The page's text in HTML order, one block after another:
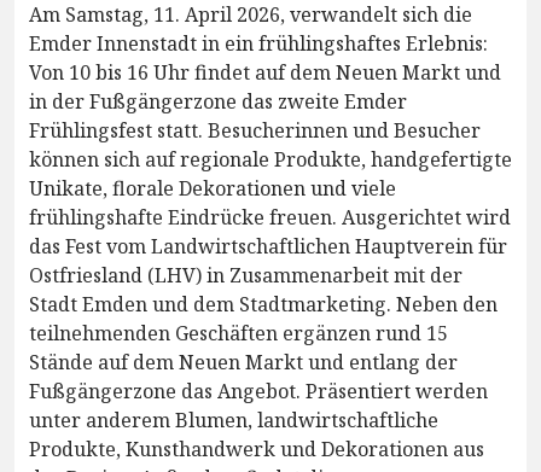
Am Samstag, 11. April 2026, verwandelt sich die
Emder Innenstadt in ein frühlingshaftes Erlebnis:
Von 10 bis 16 Uhr findet auf dem Neuen Markt und
in der Fußgängerzone das zweite Emder
Frühlingsfest statt. Besucherinnen und Besucher
können sich auf regionale Produkte, handgefertigte
Unikate, florale Dekorationen und viele
frühlingshafte Eindrücke freuen. Ausgerichtet wird
das Fest vom Landwirtschaftlichen Hauptverein für
Ostfriesland (LHV) in Zusammenarbeit mit der
Stadt Emden und dem Stadtmarketing. Neben den
teilnehmenden Geschäften ergänzen rund 15
Stände auf dem Neuen Markt und entlang der
Fußgängerzone das Angebot. Präsentiert werden
unter anderem Blumen, landwirtschaftliche
Produkte, Kunsthandwerk und Dekorationen aus